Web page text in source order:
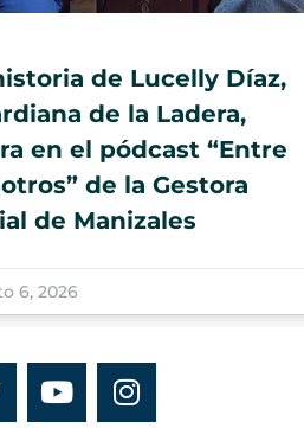
de Lucelly Díaz,
de la Ladera,
en el pódcast “Entre
de la Gestora
de Manizales
6, 2026